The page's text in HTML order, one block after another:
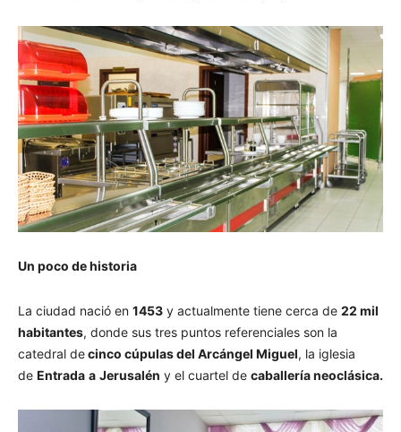
Un poco de historia
La ciudad nació en 1453 y actualmente tiene cerca de 22 mil
habitantes, donde sus tres puntos referenciales son la
catedral decinco cúpulas del Arcángel Miguel, la iglesia
de Entrada a Jerusalén y el cuartel de caballería neoclásica.